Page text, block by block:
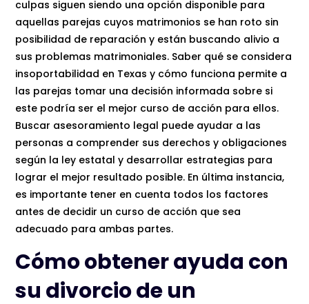
culpas siguen siendo una opción disponible para
aquellas parejas cuyos matrimonios se han roto sin
posibilidad de reparación y están buscando alivio a
sus problemas matrimoniales. Saber qué se considera
insoportabilidad en Texas y cómo funciona permite a
las parejas tomar una decisión informada sobre si
este podría ser el mejor curso de acción para ellos.
Buscar asesoramiento legal puede ayudar a las
personas a comprender sus derechos y obligaciones
según la ley estatal y desarrollar estrategias para
lograr el mejor resultado posible. En última instancia,
es importante tener en cuenta todos los factores
antes de decidir un curso de acción que sea
adecuado para ambas partes.
Cómo obtener ayuda con
su divorcio de un